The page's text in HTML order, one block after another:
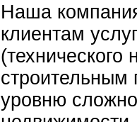
Наша
клиентам
(технического
уровню